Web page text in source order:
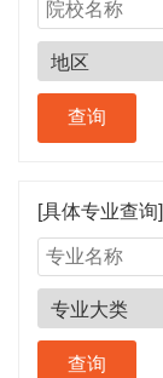
[具体专业查询]